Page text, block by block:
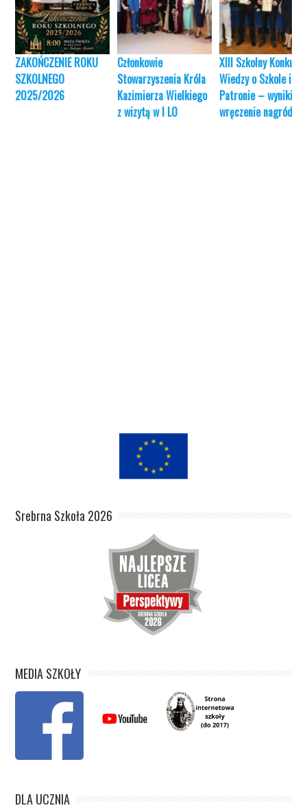
ZAKOŃCZENIE ROKU
SZKOLNEGO
2025/2026
Członkowie
Stowarzyszenia Króla
Kazimierza Wielkiego
z wizytą w I LO
XIII Szkolny Konkurs
Wiedzy o Szkole i jej
Patronie – wyniki i
wręczenie nagród
Srebrna Szkoła 2026
MEDIA SZKOŁY
DLA UCZNIA